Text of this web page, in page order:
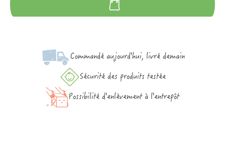
Commandé aujourd'hui, livré demain
Sécurité des produits testée
Possibilité d'enlèvement à l'entrepôt